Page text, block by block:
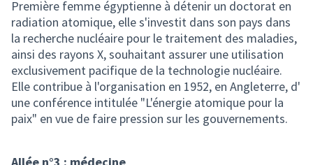
Première femme égyptienne à détenir un doctorat en
radiation atomique, elle s'investit dans son pays dans
la recherche nucléaire pour le traitement des maladies,
ainsi des rayons X, souhaitant assurer une utilisation
exclusivement pacifique de la technologie nucléaire.
Elle contribue à l'organisation en 1952, en Angleterre, d'
une conférence intitulée "L'énergie atomique pour la
paix" en vue de faire pression sur les gouvernements.